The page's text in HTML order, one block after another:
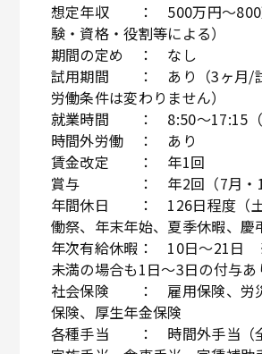
想定年収 ： 500万円～800
験・資格・役割等による）
期間の定め ： なし
試用期間 ： あり（3ヶ月/
労働条件は変わりません）
就業時間 ： 8:50～17:15（
時間外労働 ： あり
賃金改定 ： 年1回
賞与 ： 年2回（7月・12
年間休日 ： 126日程度（土
働祭、年末年始、夏季休暇、慶
年次有給休暇： 10日～21日
未満の場合も1日～3日の付与あ
社会保険 ： 雇用保険、労
保険、厚生年金保険
各種手当 ： 時間外手当（全